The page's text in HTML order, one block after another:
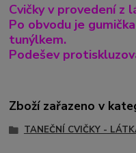
Cvičky v provedení z
Po obvodu je
tunýlkem.
Podešev
Zboží zařazeno v
TANEČNÍ CVIČKY -